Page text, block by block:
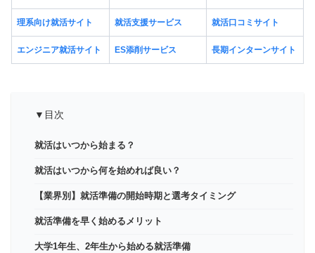
理系向け就活サイト 就活支援サービス 就活口コミサイト
エンジニア就活サイト ES添削サービス 長期インターンサイト
▼目次
就活はいつから始まる？
就活はいつから何を始めれば良い？
【業界別】就活準備の開始時期と選考タイミング
就活準備を早く始めるメリット
大学1年生、2年生から始める就活準備